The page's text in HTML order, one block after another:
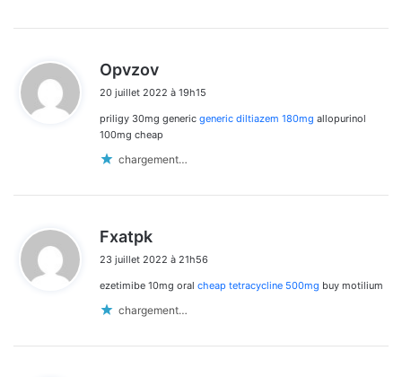
Opvzov
t
:
20 juillet 2022 à 19h15
priligy 30mg generic generic diltiazem 180mg allopurinol
100mg cheap
chargement…
Fxatpk
t
23 juillet 2022 à 21h56
ezetimibe 10mg oral cheap tetracycline 500mg buy motilium
chargement…